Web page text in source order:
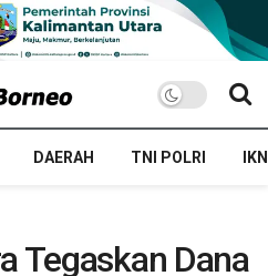
DAERAH TNI POLRI IKN
Tegaskan Dana